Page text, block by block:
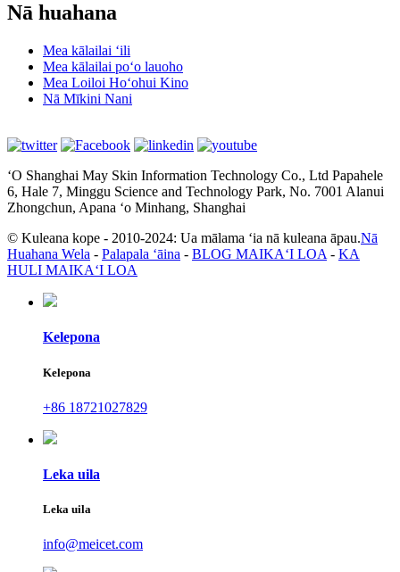
Nā huahana
Mea kālailai ʻili
Mea kālailai poʻo lauoho
Mea Loiloi Hoʻohui Kino
Nā Mīkini Nani
ʻO Shanghai May Skin Information Technology Co., Ltd Papahele
6, Hale 7, Minggu Science and Technology Park, No. 7001 Alanui
Zhongchun, Apana ʻo Minhang, Shanghai
© Kuleana kope - 2010-2024: Ua mālama ʻia nā kuleana āpau.Nā
Huahana Wela - Palapala ʻāina - BLOG MAIKAʻI LOA - KA
HULI MAIKAʻI LOA
Kelepona
Kelepona
+86 18721027829
Leka uila
Leka uila
info@meicet.com